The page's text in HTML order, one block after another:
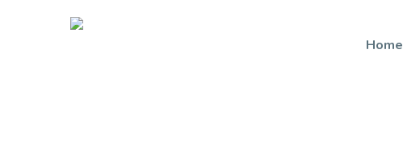
Home